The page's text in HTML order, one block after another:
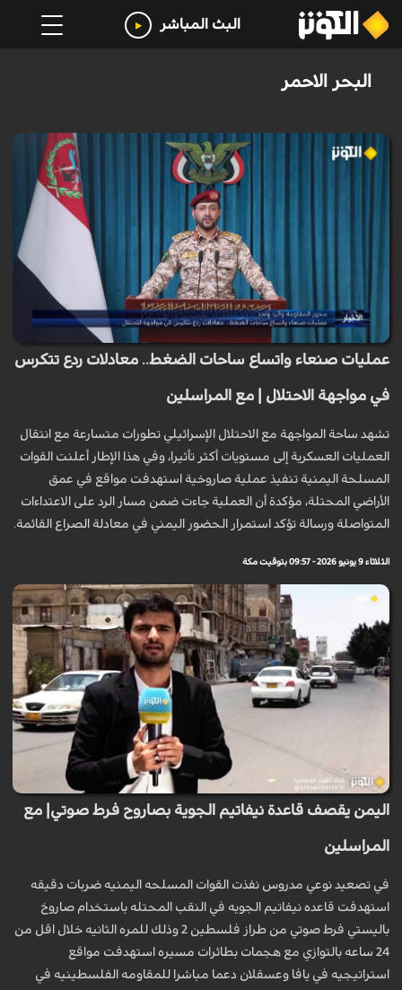
البث المباشر
البحر الاحمر
عمليات صنعاء واتساع ساحات الضغط.. معادلات ردع تتكرس
في مواجهة الاحتلال | مع المراسلين
تشهد ساحة المواجهة مع الاحتلال الإسرائيلي تطورات متسارعة مع انتقال
العمليات العسكرية إلى مستويات أكثر تأثيرا، وفي هذا الإطار أعلنت القوات
المسلحة اليمنية تنفيذ عملية صاروخية استهدفت مواقع في عمق
الأراضي المحتلة، مؤكدة أن العملية جاءت ضمن مسار الرد على الاعتداءات
المتواصلة ورسالة تؤكد استمرار الحضور اليمني في معادلة الصراع القائمة.
الثلاثاء 9 يونيو 2026 - 09:57 بتوقيت مكة
اليمن يقصف قاعدة نيفاتيم الجوية بصاروح فرط صوتي| مع
المراسلين
في تصعيد نوعي مدروس نفذت القوات المسلحه اليمنيه ضربات دقيقه
استهدفت قاعده نيفاتيم الجويه في النقب المحتله باستخدام صاروخ
باليستي فرط صوتي من طراز فلسطين 2 وذلك للمره الثانيه خلال اقل من
24 ساعه بالتوازي مع هجمات بطائرات مسيره استهدفت مواقع
استراتيجيه في يافا وعسقلان دعما مباشرا للمقاومه الفلسطينيه في